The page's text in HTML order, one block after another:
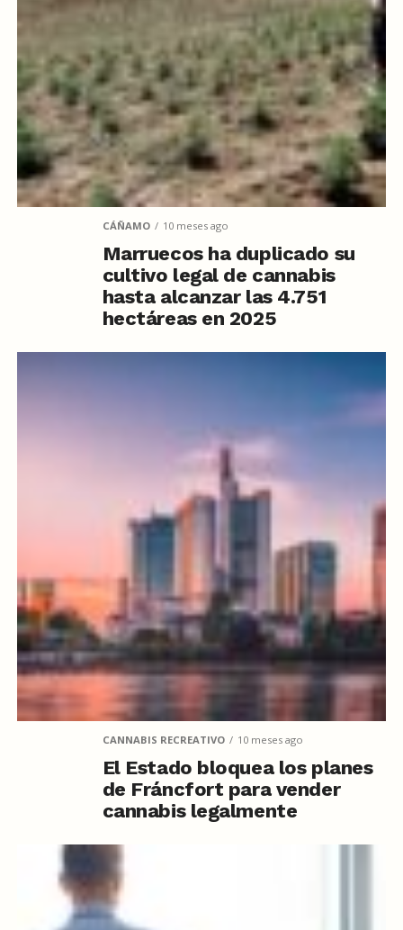
CÁÑAMO 10 meses ago
Marruecos ha duplicado su
cultivo legal de cannabis
hasta alcanzar las 4.751
hectáreas en 2025
CANNABIS RECREATIVO 10 meses ago
El Estado bloquea los planes
de Fráncfort para vender
cannabis legalmente